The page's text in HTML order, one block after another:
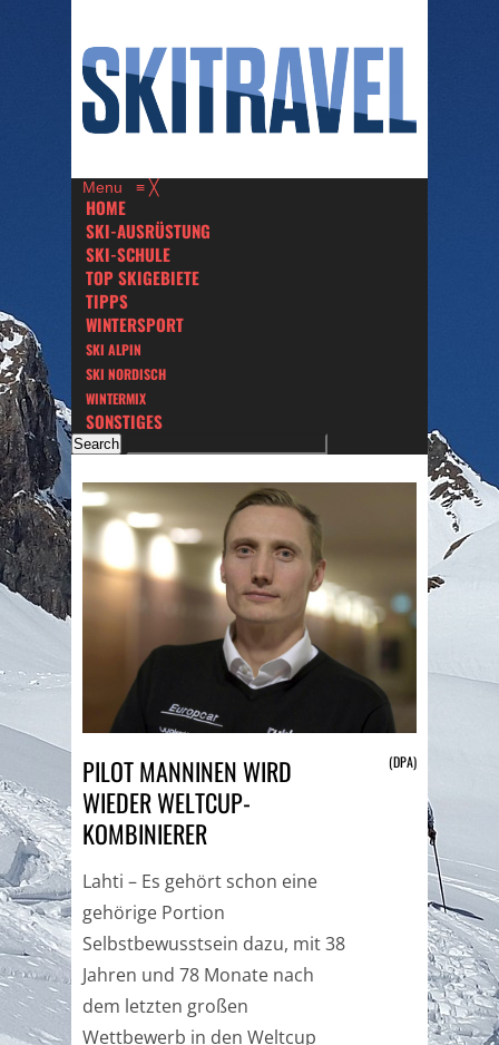
Menu ≡ ╳
HOME
SKI-AUSRÜSTUNG
SKI-SCHULE
TOP SKIGEBIETE
TIPPS
WINTERSPORT
SKI ALPIN
SKI NORDISCH
WINTERMIX
SONSTIGES
PILOT MANNINEN WIRD
WIEDER WELTCUP-
KOMBINIERER
(DPA)
Lahti – Es gehört schon eine
gehörige Portion
Selbstbewusstsein dazu, mit 38
Jahren und 78 Monate nach
dem letzten großen
Wettbewerb in den Weltcup